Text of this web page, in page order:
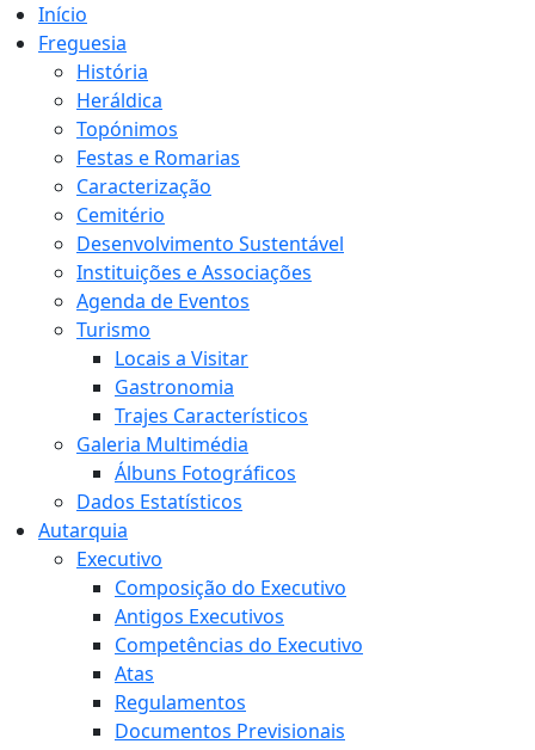
Início
Freguesia
História
Heráldica
Topónimos
Festas e Romarias
Caracterização
Cemitério
Desenvolvimento Sustentável
Instituições e Associações
Agenda de Eventos
Turismo
Locais a Visitar
Gastronomia
Trajes Característicos
Galeria Multimédia
Álbuns Fotográficos
Dados Estatísticos
Autarquia
Executivo
Composição do Executivo
Antigos Executivos
Competências do Executivo
Atas
Regulamentos
Documentos Previsionais